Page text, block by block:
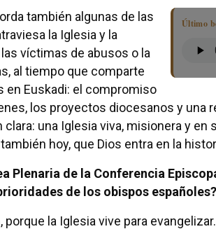
Último
también algunas de las
la Iglesia y la
víctimas de abusos o la
al tiempo que comparte
en Euskadi: el compromiso
los proyectos diocesanos y una
una Iglesia viva, misionera y en
hoy, que Dios entra en la
Plenaria de la Conferencia
de los obispos españoles?
porque la Iglesia vive para